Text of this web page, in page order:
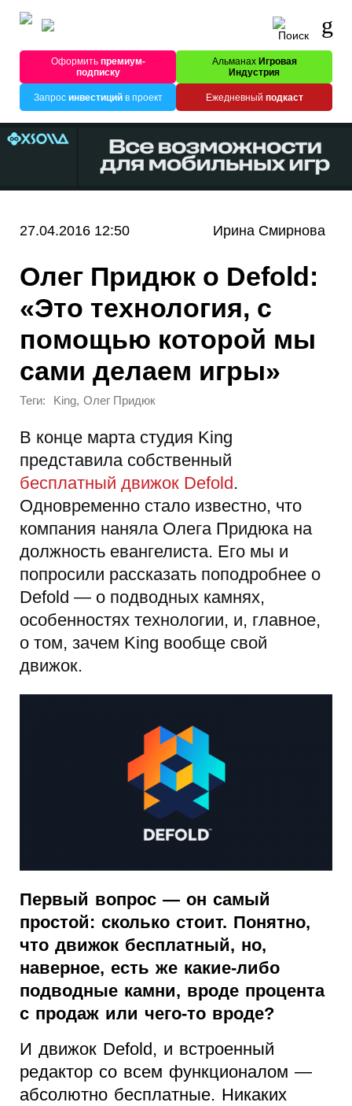
Оформитьпремиум-
подписку
Альманах Игровая
Индустрия
Запрос инвестицийв проект Ежедневный подкаст
27.04.2016 12:50 Ирина Смирнова
Олег Придюк о Defold:
«Это технология, с
помощью которой мы
сами делаем игры»
Теги: King, Олег Придюк
В конце марта студия King
представила собственный
бесплатный движок Defold.
Одновременно стало известно, что
компания наняла Олега Придюка на
должность евангелиста. Его мы и
попросили рассказать поподробнее о
Defold — о подводных камнях,
особенностях технологии, и, главное,
о том, зачем King вообще свой
движок.
Первый вопрос — он самый
простой: сколько стоит. Понятно,
что движок бесплатный, но,
наверное, есть же какие-либо
подводные камни, вроде процента
с продаж или чего-то вроде?
И движок Defold, и встроенный
редактор со всем функционалом —
абсолютно бесплатные. Никаких